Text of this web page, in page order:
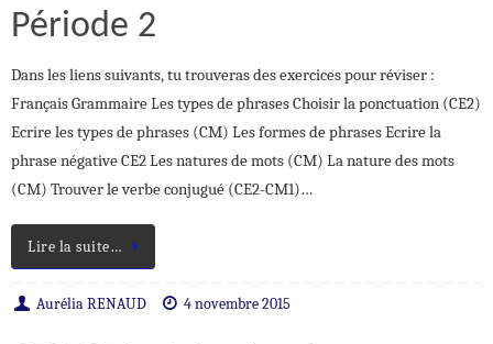
Période 2
Dans les liens suivants, tu trouveras des exercices pour réviser :
Français Grammaire Les types de phrases Choisir la ponctuation (CE2)
Ecrire les types de phrases (CM) Les formes de phrases Ecrire la
phrase négative CE2 Les natures de mots (CM) La nature des mots
(CM) Trouver le verbe conjugué (CE2-CM1)…
Lire la suite…
Aurélia RENAUD 4 novembre 2015